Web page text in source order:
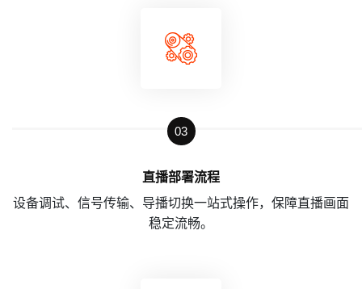
03
直播部署流程
设备调试、信号传输、导播切换一站式操作，保障直播画面
稳定流畅。